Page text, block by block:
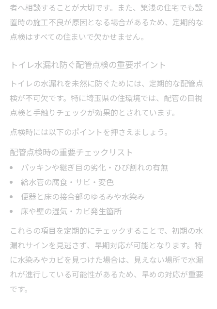
者へ相談することが大切です。また、築浅の住宅でも設
置時の施工不良が原因となる場合があるため、定期的な
点検はすべての住まいで欠かせません。
トイレ水漏れ防ぐ配管点検の重要ポイント
トイレの水漏れを未然に防ぐためには、定期的な配管点
検が不可欠です。特に埼玉県の住環境では、配管の目視
点検と手触りチェックが効果的とされています。
点検時には以下のポイントを押さえましょう。
配管点検時の重要チェックリスト
パッキンや継ぎ目の劣化・ひび割れの有無
給水管の腐食・サビ・変色
便器と床の接合部のゆるみや水染み
床や壁の湿気・カビ発生箇所
これらの項目を定期的にチェックすることで、初期の水
漏れサインを見逃さず、早期対応が可能となります。特
に水染みやカビを見つけた場合は、見えない場所で水漏
れが進行している可能性があるため、早めの対応が重要
です。